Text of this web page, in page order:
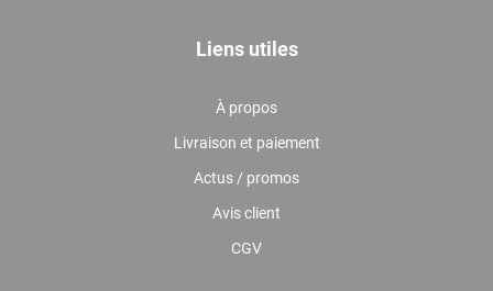
Liens utiles
À propos
Livraison et paiement
Actus / promos
Avis client
CGV